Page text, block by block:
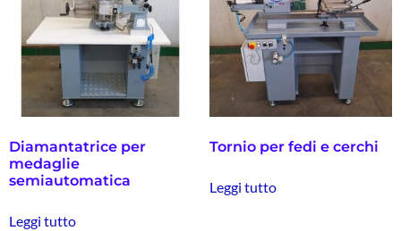
Diamantatrice per
medaglie
semiautomatica
Leggi tutto
Tornio per fedi e cerchi
Leggi tutto